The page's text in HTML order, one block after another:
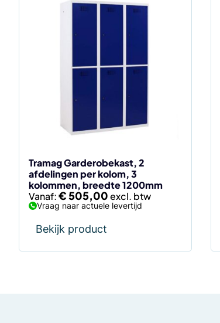
Tramag Garderobekast, 2
afdelingen per kolom, 3
kolommen, breedte 1200mm
Vanaf:€505,00
Vraag naar actuele levertijd
Bekijk product
de
productpagina